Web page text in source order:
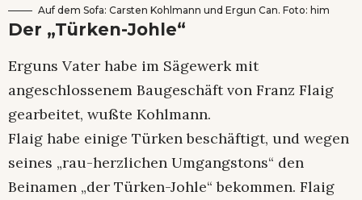
Auf dem Sofa: Carsten Kohlmann und Ergun Can. Foto: him
Der „Türken-Johle“
Erguns Vater habe im Sägewerk mit
angeschlossenem Baugeschäft von Franz Flaig
gearbeitet, wußte Kohlmann.
Flaig habe einige Türken beschäftigt, und wegen
seines „rau-herzlichen Umgangstons“ den
Beinamen „der Türken-Johle“ bekommen. Flaig